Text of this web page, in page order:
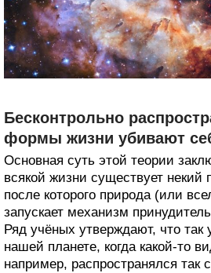
Бесконтрольно
формы жизни убивают
Основная суть этой теории
всякой жизни существует некий
после которого природа (или
запускает механизм
Ряд учёных утверждают, что так
нашей планете, когда какой-то
например, распространялся так